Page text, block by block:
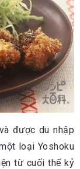
được du nhập
loại Yoshoku
từ cuối thế kỷ